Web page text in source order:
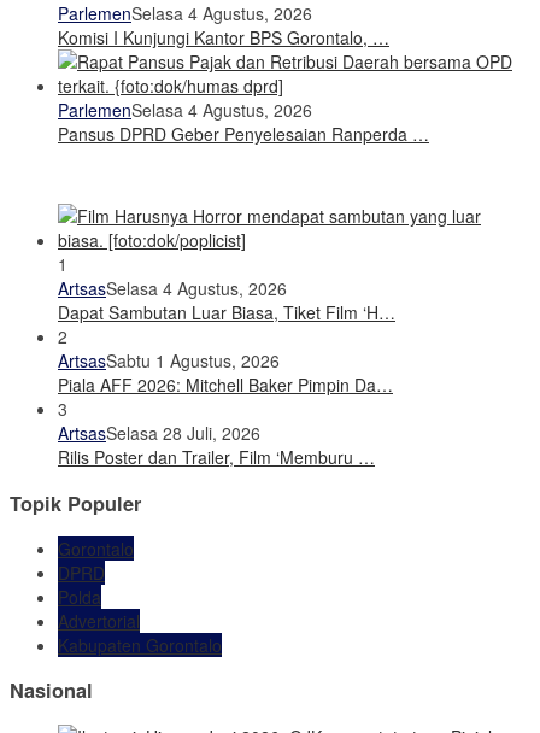
ParlemenSelasa 4 Agustus, 2026
Komisi I Kunjungi Kantor BPS Gorontalo, …
ParlemenSelasa 4 Agustus, 2026
Pansus DPRD Geber Penyelesaian Ranperda …
1
ArtsasSelasa 4 Agustus, 2026
Dapat Sambutan Luar Biasa, Tiket Film ‘H…
2
ArtsasSabtu 1 Agustus, 2026
Piala AFF 2026: Mitchell Baker Pimpin Da…
3
ArtsasSelasa 28 Juli, 2026
Rilis Poster dan Trailer, Film ‘Memburu …
Topik Populer
Gorontalo
DPRD
Polda
Advertorial
Kabupaten Gorontalo
Nasional